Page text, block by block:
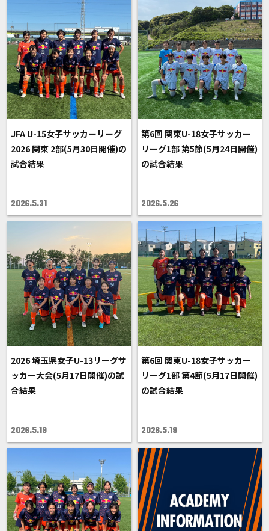
JFA U-15女子サッカーリーグ
2026 関東 2部(5月30日開催)の
試合結果
2026.5.31
第6回 関東U-18女子サッカー
リーグ1部 第5節(5月24日開催)
の試合結果
2026.5.26
2026 埼玉県女子U-13リーグサ
ッカー大会(5月17日開催)の試
合結果
2026.5.19
第6回 関東U-18女子サッカー
リーグ1部 第4節(5月17日開催)
の試合結果
2026.5.19